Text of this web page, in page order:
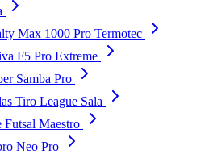
Max 1000 Pro Termotec
F5 Pro Extreme
Samba Pro
Tiro League Sala
Maestro
Neo Pro